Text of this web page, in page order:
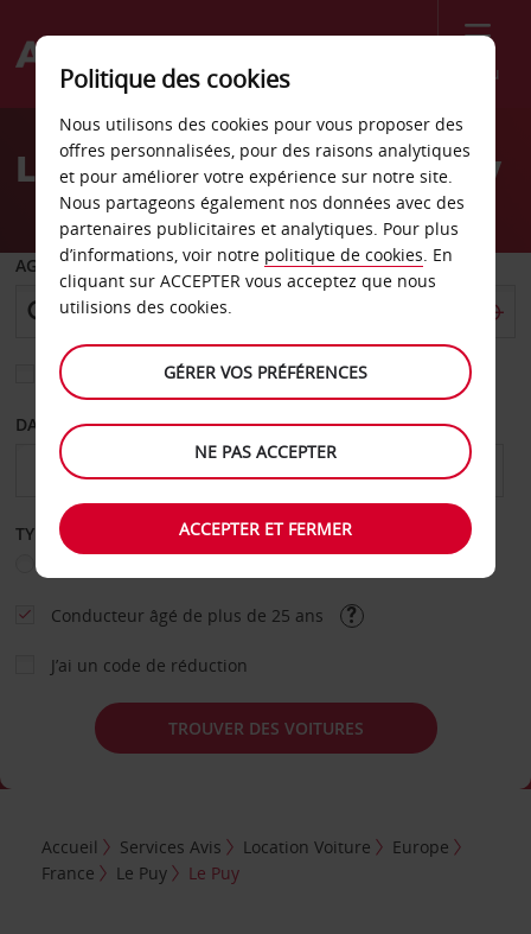
Menu
Welcome
AvisLocation de voiture Le Puy
AGENCE DE DÉPART
Sélectionnez une autre agence de retour
DATE DE DÉPART DATE DE RETOUR
TYPE DE LOCATION
Conducteur âgé de plus de 25 ans
J’ai un code de réduction
TROUVER DES VOITURES
Accueil Services Avis Location Voiture
Europe
France
Le Puy Le Puy
Politique des cookies
Nous utilisons des cookies pour vous proposer des
offres personnalisées, pour des raisons analytiques
et pour améliorer votre expérience sur notre site.
Nous partageons également nos données avec des
partenaires publicitaires et analytiques. Pour plus
d’informations, voir notre politique de cookies. En
cliquant sur ACCEPTER vous acceptez que nous
utilisions des cookies.
GÉRER VOS PRÉFÉRENCES
NE PAS ACCEPTER
ACCEPTER ET FERMER